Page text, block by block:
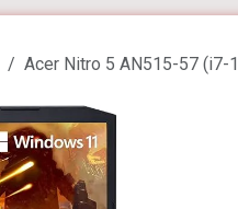
Acer Nitro 5 AN515-57 (i7-